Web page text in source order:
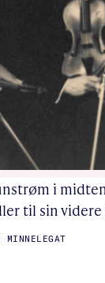
i
til sin